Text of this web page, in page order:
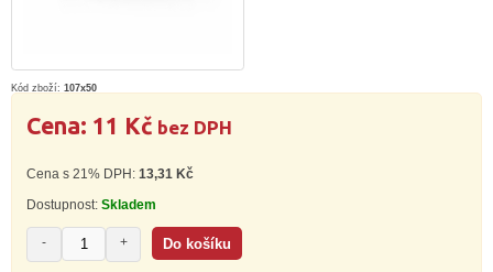
Kód zboží: 107x50
Cena: 11 Kč bez DPH
Cena s 21% DPH:13,31 Kč
Dostupnost:Skladem
- +